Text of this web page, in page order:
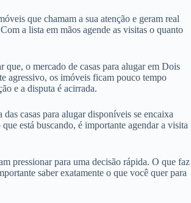
que chamam a sua atenção e geram real
a lista em mãos agende as visitas o quanto
que, o mercado de casas para alugar em Dois
agressivo, os imóveis ficam pouco tempo
e a disputa é acirrada.
casas para alugar disponíveis se encaixa
está buscando, é importante agendar a visita
pressionar para uma decisão rápida. O que faz
saber exatamente o que você quer para